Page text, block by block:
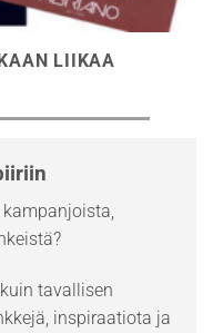
LIIKAA
tavallisen
inspiraatiota ja